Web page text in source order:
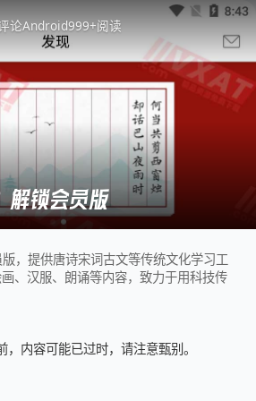
论Android999+阅读
锁会员版
，提供唐诗宋词古文等传统文化学习工
、汉服、朗诵等内容，致力于用科技传
内容可能已过时，请注意甄别。